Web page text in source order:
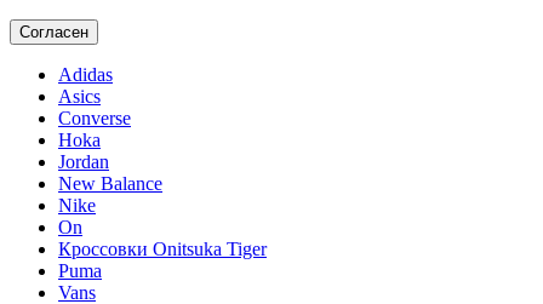
Согласен
Adidas
Asics
Converse
Hoka
Jordan
New Balance
Nike
On
Кроссовки Onitsuka Tiger
Puma
Vans